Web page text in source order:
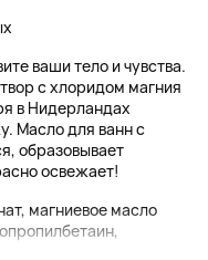
ваши тело и чувства.
с хлоридом магния
в Нидерландах
Масло для ванн с
образовывает
освежает!
магниевое масло